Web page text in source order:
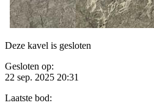
Deze kavel is gesloten
Gesloten op:
22 sep. 2025 20:31
Laatste bod: